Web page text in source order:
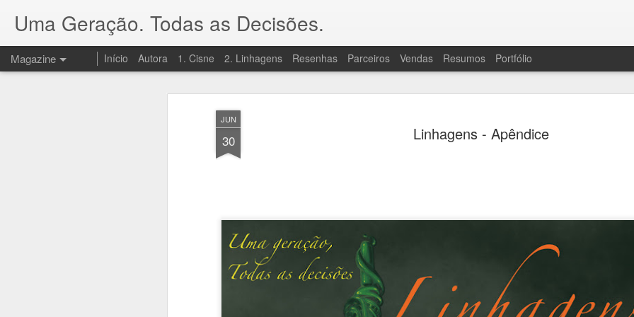
JUN
30 Linhagens - Apêndice
Uma Geração. Todas as Decisões.
Magazine Início Autora 1. Cisne 2. Linhagens Resenhas Parceiros Vendas Resumos Portfólio
20
A "ressaca pós-livro" foi grande
são uma coisa horrível por um lado e,
de enredo e personagens que há na série,
À ressaca, juntaram-se algumas
começando por outro gripão miserável e,
uma praga de crise de ciático que continua
pouco, ainda. Sem cérebro (gripe) ou com